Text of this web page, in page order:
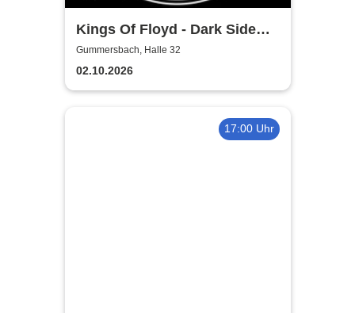
Kings Of Floyd - Dark Side
Tour
Gummersbach, Halle 32
02.10.2026
17:00 Uhr